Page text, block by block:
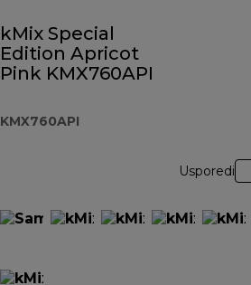
kMix Special
Edition Apricot
Pink KMX760API
KMX760API
Usporedi